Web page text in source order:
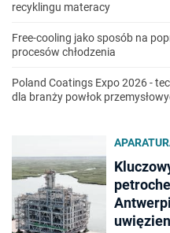
recyklingu materacy
Free-cooling jako sposób na
procesów chłodzenia
Poland Coatings Expo 2026 -
dla branży powłok